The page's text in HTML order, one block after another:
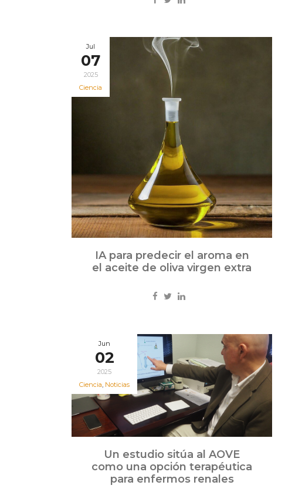
Jul
07
2025
Ciencia
IA para predecir el aroma en
el aceite de oliva virgen extra
Jun
02
2025
Ciencia, Noticias
Un estudio sitúa al AOVE
como una opción terapéutica
para enfermos renales